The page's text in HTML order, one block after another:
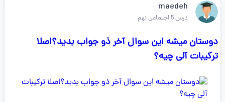
maedeh
درس 5 اجتماعی نهم
دوستان میشه این سوال آخر ذو جواب بدید؟اصلا
ترکیبات آلی چیه؟